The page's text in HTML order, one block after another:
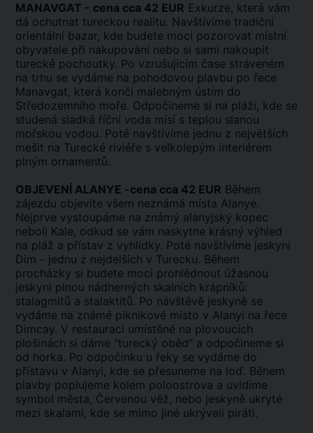
MANAVGAT - cena cca 42 EUR Exkurze, která vám
dá ochutnat tureckou realitu. Navštívíme tradiční
orientální bazar, kde budete moci pozorovat místní
obyvatele při nakupování nebo si sami nakoupit
turecké pochoutky. Po vzrušujícím čase stráveném
na trhu se vydáme na pohodovou plavbu po řece
Manavgat, která končí malebným ústím do
Středozemního moře. Odpočineme si na pláži, kde se
studená sladká říční voda mísí s teplou slanou
mořskou vodou. Poté navštívíme jednu z největších
mešit na Turecké riviéře s velkolepým interiérem
plným ornamentů.
OBJEVENÍ ALANYE -cena cca 42 EUR Během
zájezdu objevíte všem neznámá místa Alanye.
Nejprve vystoupáme na známý alanyjský kopec
neboli Kale, odkud se vám naskytne krásný výhled
na pláž a přístav z vyhlídky. Poté navštívíme jeskyni
Dim - jednu z nejdelších v Turecku. Během
procházky si budete moci prohlédnout úžasnou
jeskyni plnou nádherných skalních krápníků:
stalagmitů a stalaktitů. Po návštěvě jeskyně se
vydáme na známé piknikové místo v Alanyi na řece
Dimcay. V restauraci umístěné na plovoucích
plošinách si dáme "turecký oběd" a odpočineme si
od horka. Po odpočinku u řeky se vydáme do
přístavu v Alanyi, kde se přesuneme na loď. Během
plavby poplujeme kolem poloostrova a uvidíme
symbol města, Červenou věž, nebo jeskyně ukryté
mezi skalami, kde se mimo jiné ukrývali piráti.